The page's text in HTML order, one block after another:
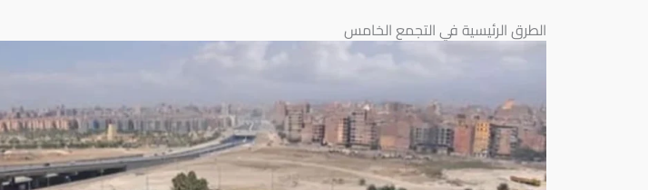
الطرق الرئيسية في التجمع الخامس